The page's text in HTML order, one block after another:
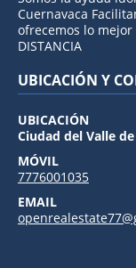
Cuernavaca
ofrecemos lo mejor
DISTANCIA
UBICACIÓN Y
UBICACIÓN
Ciudad del Valle
MÓVIL
7776001035
EMAIL